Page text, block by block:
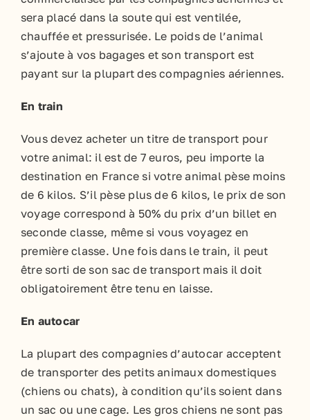
sera placé dans la soute qui est ventilée,
chauffée et pressurisée. Le poids de l’animal
s’ajoute à vos bagages et son transport est
payant sur la plupart des compagnies aériennes.
En train
Vous devez acheter un titre de transport pour
votre animal: il est de 7 euros, peu importe la
destination en France si votre animal pèse moins
de 6 kilos. S’il pèse plus de 6 kilos, le prix de son
voyage correspond à 50% du prix d’un billet en
seconde classe, même si vous voyagez en
première classe. Une fois dans le train, il peut
être sorti de son sac de transport mais il doit
obligatoirement être tenu en laisse.
En autocar
La plupart des compagnies d’autocar acceptent
de transporter des petits animaux domestiques
(chiens ou chats), à condition qu’ils soient dans
un sac ou une cage. Les gros chiens ne sont pas